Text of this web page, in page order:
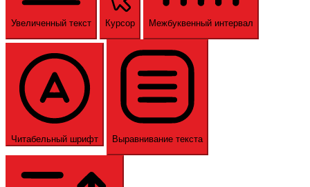
Увеличенный текст Курсор Межбуквенный интервал
Читабельный шрифт Выравнивание текста